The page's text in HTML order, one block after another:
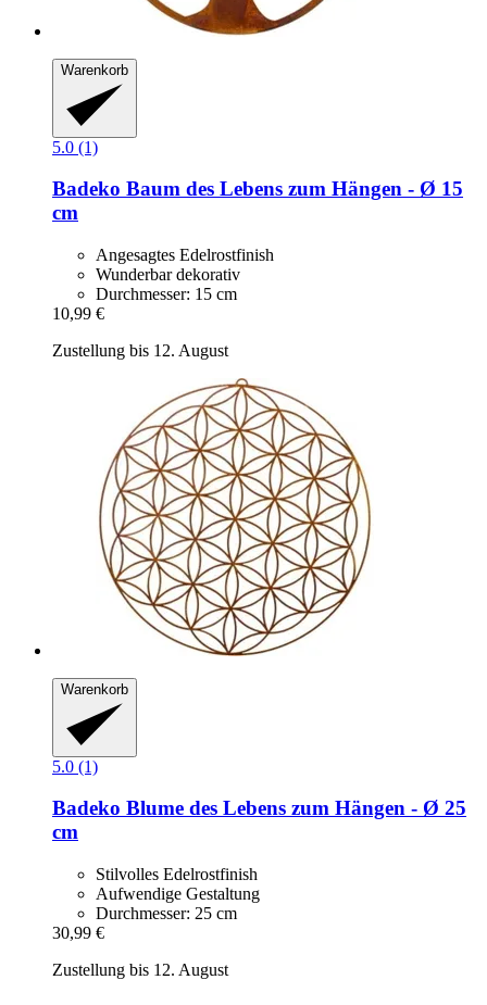
Warenkorb
5.0 (1)
Badeko Baum des Lebens zum Hängen -​ Ø 15
cm
Angesagtes Edelrostfinish
Wunderbar dekorativ
Durchmesser: 15 cm
10,99 €
Zustellung bis 12. August
Warenkorb
5.0 (1)
Badeko Blume des Lebens zum Hängen -​ Ø 25
cm
Stilvolles Edelrostfinish
Aufwendige Gestaltung
Durchmesser: 25 cm
30,99 €
Zustellung bis 12. August